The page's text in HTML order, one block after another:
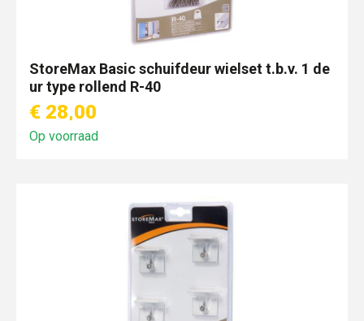
StoreMax Basic schuifdeur wielset t.b.v. 1 de
ur type rollend R-40
€ 28,00
Op voorraad